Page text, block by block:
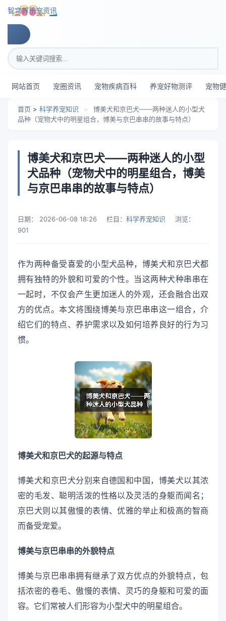
跳转到主要内容
智穹界乐宠资讯
搜索关键词
网站首页 宠圈资讯 宠物疾病百科 养宠好物测评 宠物
首页 > 科学养宠知识 >
博美犬和京巴犬——两种迷人的小型犬
品种（宠物犬中的明星组合，博美与京巴串串的故事与特点）
博美犬和京巴犬——两种迷人的小型
犬品种（宠物犬中的明星组合，博美
与京巴串串的故事与特点）
日期： 2026-06-08 18:26 栏目： 科学养宠知识
浏览：
901
作为两种备受喜爱的小型犬品种，博美犬和京巴犬都
拥有独特的外貌和可爱的个性。当这两种犬种串串在
一起时，不仅会产生更加迷人的外观，还会融合出双
方的优点。本文将围绕博美与京巴串串这一组合，介
绍它们的特点、养护需求以及如何培养良好的行为习
惯。
博美犬和京巴犬的起源与特点
博美犬和京巴犬分别来自德国和中国，博美犬以其浓
密的毛发、聪明活泼的性格以及灵活的身躯而闻名；
京巴犬则以其傲慢的表情、优雅的举止和极高的智商
而备受宠爱。
博美与京巴串串的外貌特点
博美与京巴串串拥有继承了双方优点的外貌特点，包
括浓密的卷毛、傲慢的表情、灵巧的身躯和可爱的面
容。它们常被人们形容为小型犬中的明星组合。